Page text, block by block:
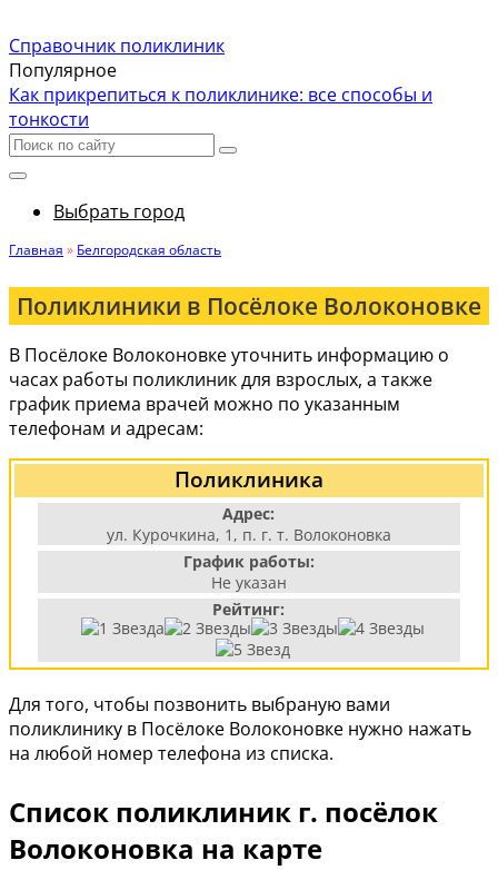
Справочник поликлиник
Популярное
Как прикрепиться к поликлинике: все способы и
тонкости
Выбрать город
Главная » Белгородская область
Поликлиники в Посёлоке Волоконовке
В Посёлоке Волоконовке уточнить информацию о
часах работы поликлиник для взрослых, а также
график приема врачей можно по указанным
телефонам и адресам:
Поликлиника
Адрес:
ул. Курочкина, 1, п. г. т. Волоконовка
График работы:
Не указан
Рейтинг:
Для того, чтобы позвонить выбраную вами
поликлинику в Посёлоке Волоконовке нужно нажать
на любой номер телефона из списка.
Список поликлиник г. посёлок
Волоконовка на карте